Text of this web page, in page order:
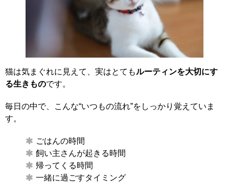
猫は気まぐれに見えて、実はとてもルーティンを大切にす
る生きものです。
毎日の中で、こんな“いつもの流れ”をしっかり覚えていま
す。
ごはんの時間
飼い主さんが起きる時間
帰ってくる時間
一緒に過ごすタイミング